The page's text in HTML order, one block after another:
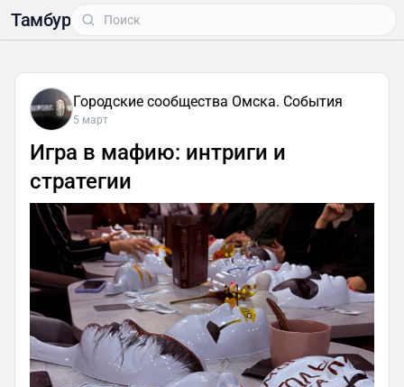
Тамбур
Городские сообщества Омска. События
5 март
Игра в мафию: интриги и
стратегии